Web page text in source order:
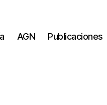
AGN Publicaciones